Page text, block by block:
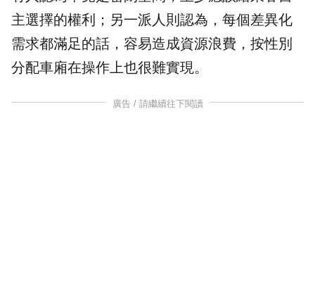
主選擇的權利；另一派人則認為，每個差異化
需求都滿足的話，容易造成資源浪費，按性別
分配車廂在操作上也很難實現。
廣告 / 請繼續往下閱讀